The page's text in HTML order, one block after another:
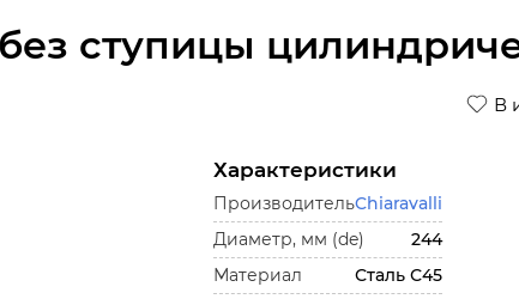
ступицы
В
Характеристики
ПроизводительChiaravalli
Диаметр, мм (de)
244
Материал
Сталь С45